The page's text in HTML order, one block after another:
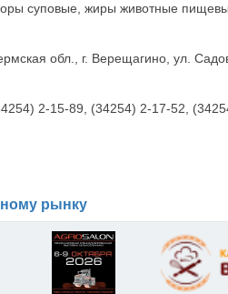
суповые, жиры животные
обл., г. Верещагино, ул.
2-15-89, (34254) 2-17-52,
рынку